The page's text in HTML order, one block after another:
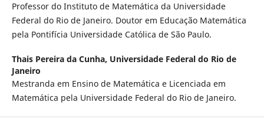
Professor do Instituto de Matemática da Universidade
Federal do Rio de Janeiro. Doutor em Educação Matemática
pela Pontifícia Universidade Católica de São Paulo.
Thais Pereira da Cunha, Universidade Federal do Rio de
Janeiro
Mestranda em Ensino de Matemática e Licenciada em
Matemática pela Universidade Federal do Rio de Janeiro.